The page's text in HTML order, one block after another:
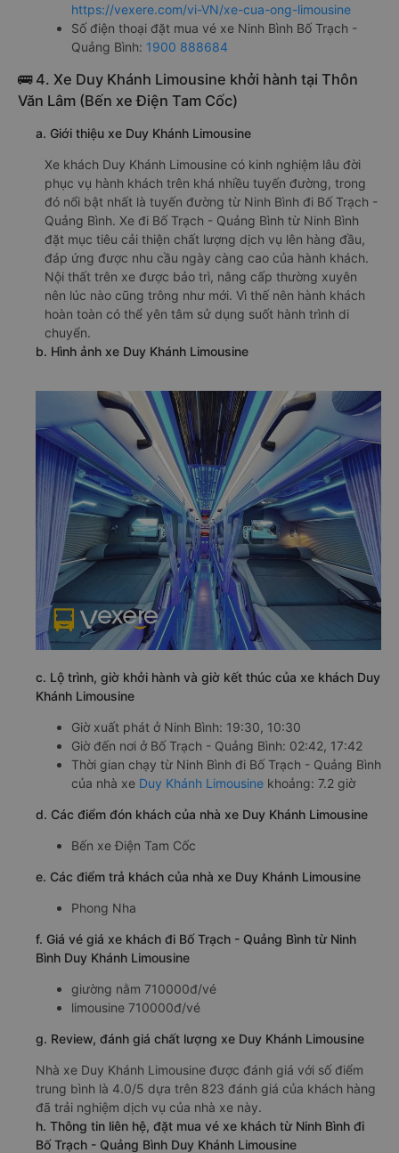
https://vexere.com/vi-VN/xe-cua-ong-limousine
Số điện thoại đặt mua vé xe Ninh Bình Bố Trạch -
Quảng Bình: 1900 888684
🚌 4. Xe Duy Khánh Limousine khởi hành tại Thôn
Văn Lâm (Bến xe Điện Tam Cốc)
a. Giới thiệu xe Duy Khánh Limousine
Xe khách Duy Khánh Limousine có kinh nghiệm lâu đời
phục vụ hành khách trên khá nhiều tuyến đường, trong
đó nổi bật nhất là tuyến đường từ Ninh Bình đi Bố Trạch -
Quảng Bình. Xe đi Bố Trạch - Quảng Bình từ Ninh Bình
đặt mục tiêu cải thiện chất lượng dịch vụ lên hàng đầu,
đáp ứng được nhu cầu ngày càng cao của hành khách.
Nội thất trên xe được bảo trì, nâng cấp thường xuyên
nên lúc nào cũng trông như mới. Vì thế nên hành khách
hoàn toàn có thể yên tâm sử dụng suốt hành trình di
chuyển.
b. Hình ảnh xe Duy Khánh Limousine
c. Lộ trình, giờ khởi hành và giờ kết thúc của xe khách Duy
Khánh Limousine
Giờ xuất phát ở Ninh Bình: 19:30, 10:30
Giờ đến nơi ở Bố Trạch - Quảng Bình: 02:42, 17:42
Thời gian chạy từ Ninh Bình đi Bố Trạch - Quảng Bình
của nhà xe Duy Khánh Limousine khoảng: 7.2 giờ
d. Các điểm đón khách của nhà xe Duy Khánh Limousine
Bến xe Điện Tam Cốc
e. Các điểm trả khách của nhà xe Duy Khánh Limousine
Phong Nha
f. Giá vé giá xe khách đi Bố Trạch - Quảng Bình từ Ninh
Bình Duy Khánh Limousine
giường nằm 710000đ/vé
limousine 710000đ/vé
g. Review, đánh giá chất lượng xe Duy Khánh Limousine
Nhà xe Duy Khánh Limousine được đánh giá với số điểm
trung bình là 4.0/5 dựa trên 823 đánh giá của khách hàng
đã trải nghiệm dịch vụ của nhà xe này.
h. Thông tin liên hệ, đặt mua vé xe khách từ Ninh Bình đi
Bố Trạch - Quảng Bình Duy Khánh Limousine